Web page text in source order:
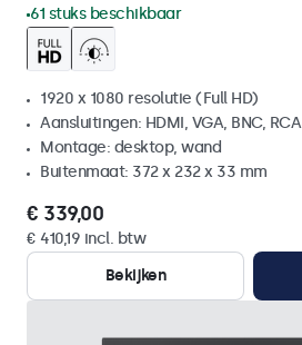
61 stuks beschikbaar
1920 x 1080 resolutie (Full HD)
Aansluitingen: HDMI, VGA, BNC, RCA
Montage: desktop, wand
Buitenmaat: 372 x 232 x 33 mm
€ 339,00
€ 410,19 incl. btw
Bekijken